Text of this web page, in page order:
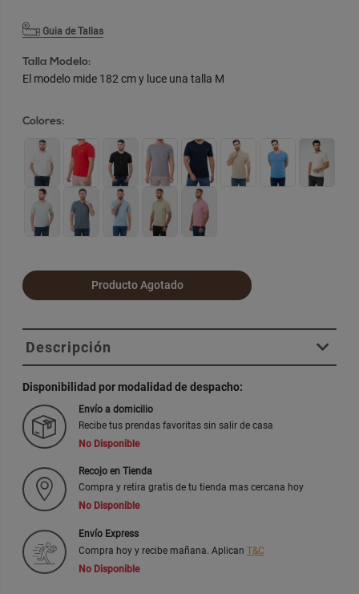
Guia de Tallas
Talla Modelo:
El modelo mide 182 cm y luce una talla M
Colores:
Producto Agotado
Descripción
Disponibilidad por modalidad de despacho:
Envío a domicilio
Recibe tus prendas favoritas sin salir de casa
No Disponible
Recojo en Tienda
Compra y retira gratis de tu tienda mas cercana hoy
No Disponible
Envío Express
Compra hoy y recibe mañana. Aplican T&C
No Disponible